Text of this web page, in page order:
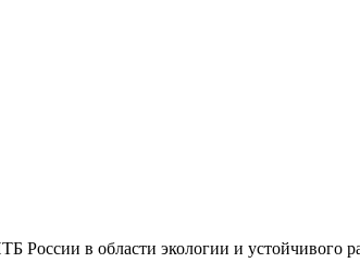
России в области экологии и устойчивого